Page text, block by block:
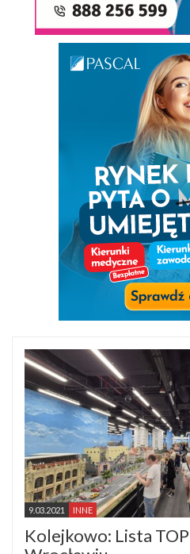
9.03.2021 INNE
Kolejkowo: Lista